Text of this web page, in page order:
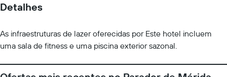
Detalhes
As infraestruturas de lazer oferecidas por Este hotel incluem
uma sala de fitness e uma piscina exterior sazonal.